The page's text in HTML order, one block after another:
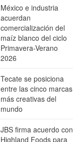
México e industria
acuerdan
comercialización del
maíz blanco del ciclo
Primavera-Verano
2026
Tecate se posiciona
entre las cinco marcas
más creativas del
mundo
JBS firma acuerdo con
Highland Foods para